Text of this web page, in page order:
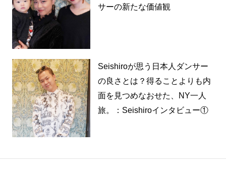
サーの新たな価値観
Seishiroが思う日本人ダンサー
の良さとは？得ることよりも内
面を見つめなおせた、NY一人
旅。：Seishiroインタビュー①